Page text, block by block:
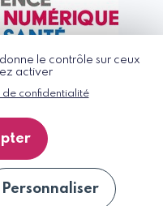
le contrôle sur ceux
activer
de confidentialité
Personnaliser
conforme